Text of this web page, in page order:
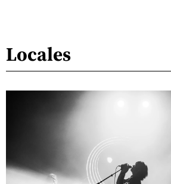
Locales